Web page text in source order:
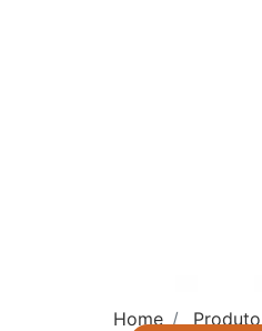
Home Produto